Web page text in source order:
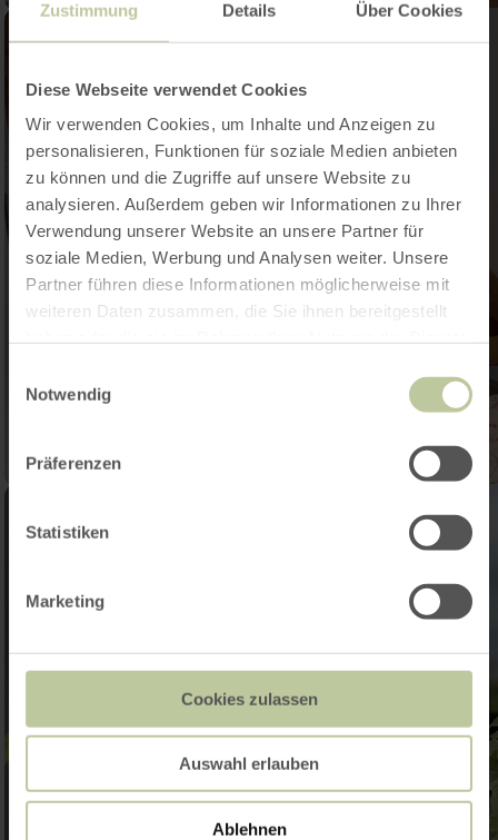
Zustimmung Details Über Cookies
Diese Webseite verwendet Cookies
Wir verwenden Cookies, um Inhalte und Anzeigen zu
personalisieren, Funktionen für soziale Medien anbieten
zu können und die Zugriffe auf unsere Website zu
analysieren. Außerdem geben wir Informationen zu Ihrer
Verwendung unserer Website an unsere Partner für
soziale Medien, Werbung und Analysen weiter. Unsere
Partner führen diese Informationen möglicherweise mit
weiteren Daten zusammen, die Sie ihnen bereitgestellt
Notwendig
Präferenzen
Statistiken
Marketing
Cookies zulassen
Auswahl erlauben
Ablehnen